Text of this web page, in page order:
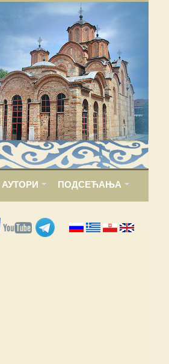
АУТОРИ ПОДСЕЋАЊА